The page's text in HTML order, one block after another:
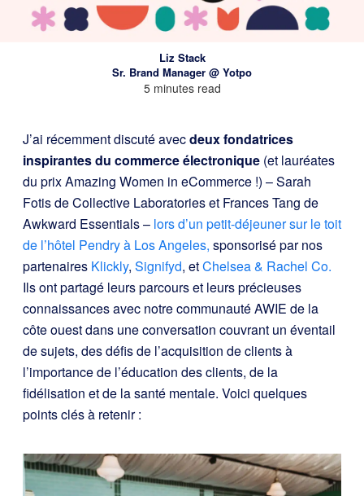
Liz Stack
Sr. Brand Manager @ Yotpo
5 minutes read
J’ai récemment discuté avecdeux fondatrices
inspirantes du commerce électronique (et lauréates
du prix Amazing Women in eCommerce !) – Sarah
Fotis de Collective Laboratories et Frances Tang de
Awkward Essentials – lors d’un petit-déjeuner sur le toit
de l’hôtel Pendry à Los Angeles, sponsorisé par nos
partenaires Klickly, Signifyd, etChelsea & Rachel Co.
Ils ont partagé leurs parcours et leurs précieuses
connaissances avec notre communauté AWIE de la
côte ouest dans une conversation couvrant un éventail
de sujets, des défis de l’acquisition de clients à
l’importance de l’éducation des clients, de la
fidélisation et de la santé mentale. Voici quelques
points clés à retenir :